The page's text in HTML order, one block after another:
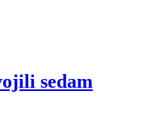
sedam